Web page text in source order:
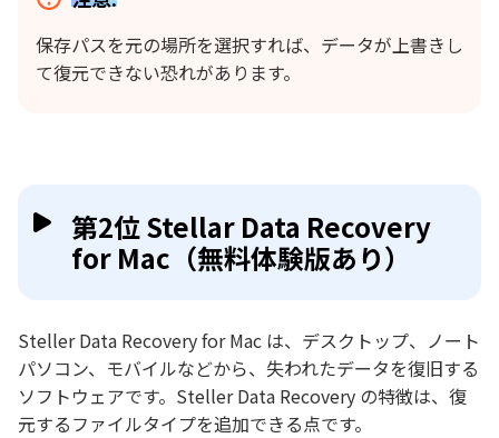
保存パスを元の場所を選択すれば、データが上書きし
て復元できない恐れがあります。
第2位 Stellar Data Recovery
for Mac（無料体験版あり）
Steller Data Recovery for Mac は、デスクトップ、ノート
パソコン、モバイルなどから、失われたデータを復旧する
ソフトウェアです。Steller Data Recovery の特徴は、復
元するファイルタイプを追加できる点です。